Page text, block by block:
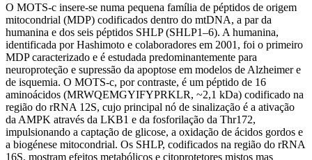
O MOTS-c insere-se numa pequena família de péptidos de origem
mitocondrial (MDP) codificados dentro do mtDNA, a par da
humanina e dos seis péptidos SHLP (SHLP1–6). A humanina,
identificada por Hashimoto e colaboradores em 2001, foi o primeiro
MDP caracterizado e é estudada predominantemente para
neuroproteção e supressão da apoptose em modelos de Alzheimer e
de isquemia. O MOTS-c, por contraste, é um péptido de 16
aminoácidos (MRWQEMGYIFYPRKLR, ~2,1 kDa) codificado na
região do rRNA 12S, cujo principal nó de sinalização é a ativação
da AMPK através da LKB1 e da fosforilação da Thr172,
impulsionando a captação de glicose, a oxidação de ácidos gordos e
a biogénese mitocondrial. Os SHLP, codificados na região do rRNA
16S, mostram efeitos metabólicos e citoprotetores mistos mas